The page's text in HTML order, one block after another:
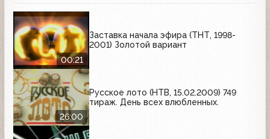
00:21
Заставка начала эфира (ТНТ, 1998-
2001) Золотой вариант
26:00
Русское лото (НТВ, 15.02.2009) 749
тираж. День всех влюбленных.